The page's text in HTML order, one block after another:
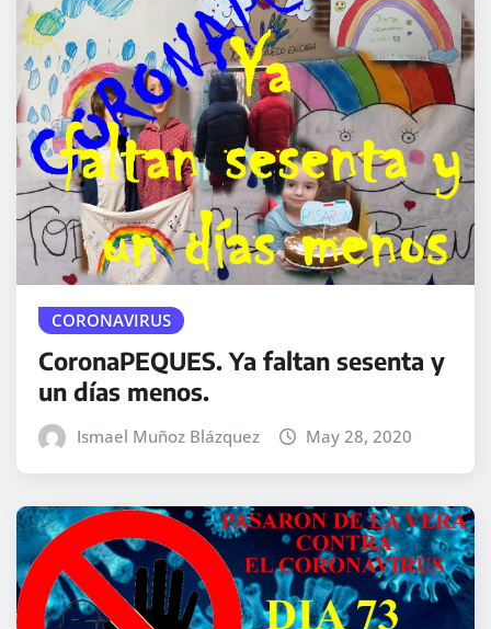
CORONAVIRUS
CoronaPEQUES. Ya faltan sesenta y
un días menos.
Ismael Muñoz Blázquez May 28, 2020